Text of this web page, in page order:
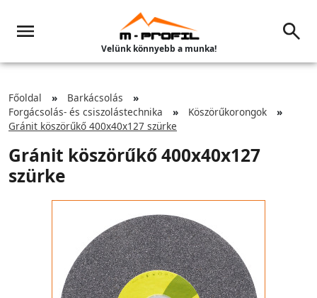
Velünk könnyebb a munka!
Főoldal
Barkácsolás
Forgácsolás- és csiszolástechnika
Köszörűkorongok
Gránit köszörűkő 400x40x127 szürke
Gránit köszörűkő 400x40x127
szürke